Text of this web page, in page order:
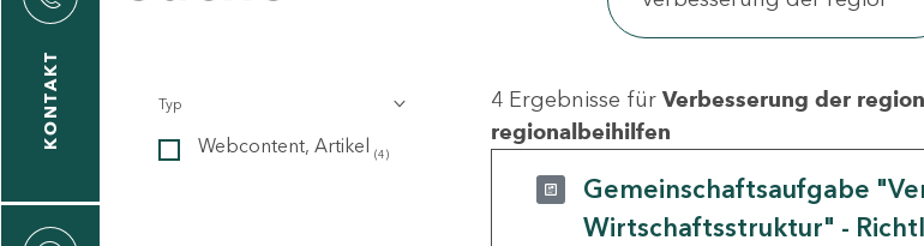
KONTAKT Typ
Webcontent, Artikel (4)
4 Ergebnisse für Verbesserung der
regionalbeihilfen
Gemeinschaftsaufgabe
Wirtschaftsstruktur" -